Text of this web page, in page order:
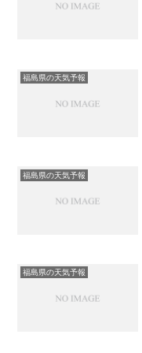
福島県の天気予報
福島県の天気予報
福島県の天気予報